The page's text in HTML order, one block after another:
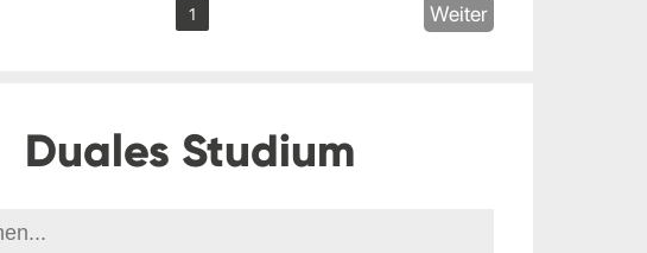
1 Weiter
Duales Studium